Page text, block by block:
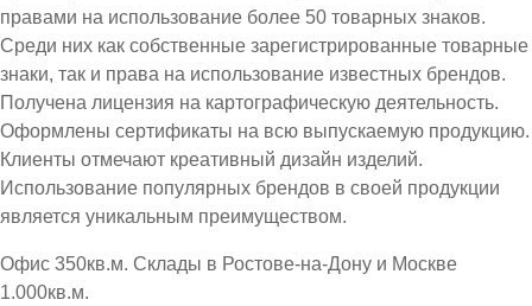
правами на использование более 50 товарных знаков.
Среди них как собственные зарегистрированные товарные
знаки, так и права на использование известных брендов.
Получена лицензия на картографическую деятельность.
Оформлены сертификаты на всю выпускаемую продукцию.
Клиенты отмечают креативный дизайн изделий.
Использование популярных брендов в своей продукции
является уникальным преимуществом.
Офис 350кв.м. Склады в Ростове-на-Дону и Москве
1.000кв.м.